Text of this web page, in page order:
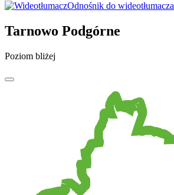
Odnośnik do wideotłumacza
Tarnowo Podgórne
Poziom bliżej